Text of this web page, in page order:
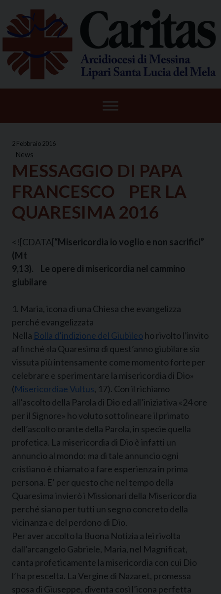
content
2 Febbraio 2016
News
MESSAGGIO DI PAPA
FRANCESCO PER LA
QUARESIMA 2016
<![CDATA[“Misericordia io voglio e non sacrifici”
(Mt
9,13). Le opere di misericordia nel cammino
giubilare
1. Maria, icona di una Chiesa che evangelizza
perché evangelizzata
Nella Bolla d’indizione del Giubileo ho rivolto l’invito
affinché «la Quaresima di quest’anno giubilare sia
vissuta più intensamente come momento forte per
celebrare e sperimentare la misericordia di Dio»
(Misericordiae Vultus, 17). Con il richiamo
all’ascolto della Parola di Dio ed all’iniziativa «24 ore
per il Signore» ho voluto sottolineare il primato
dell’ascolto orante della Parola, in specie quella
profetica. La misericordia di Dio è infatti un
annuncio al mondo: ma di tale annuncio ogni
cristiano è chiamato a fare esperienza in prima
persona. E’ per questo che nel tempo della
Quaresima invierò i Missionari della Misericordia
perché siano per tutti un segno concreto della
vicinanza e del perdono di Dio.
Per aver accolto la Buona Notizia a lei rivolta
dall’arcangelo Gabriele, Maria, nel Magnificat,
canta profeticamente la misericordia con cui Dio
l’ha prescelta. La Vergine di Nazaret, promessa
sposa di Giuseppe, diventa così l’icona perfetta